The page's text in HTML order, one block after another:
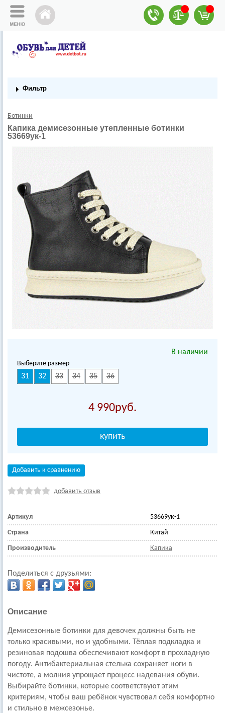
Фильтр
Ботинки
Капика демисезонные утепленные ботинки
53669ук-1
В наличии
Выберите размер
31 32 33 34 35 36
4 990
Добавить к сравнению
добавить отзыв
Артикул 53669ук-1
Страна Китай
Производитель Капика
Поделиться с друзьями:
Описание
Демисезонные ботинки для девочек должны быть не
только красивыми, но и удобными. Тёплая подкладка и
резиновая подошва обеспечивают комфорт в прохладную
погоду. Антибактериальная стелька сохраняет ноги в
чистоте, а молния упрощает процесс надевания обуви.
Выбирайте ботинки, которые соответствуют этим
критериям, чтобы ваш ребёнок чувствовал себя комфортно
и стильно в межсезонье.